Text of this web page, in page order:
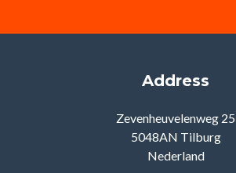
Address
Zevenheuvelenweg 25
5048AN Tilburg
Nederland